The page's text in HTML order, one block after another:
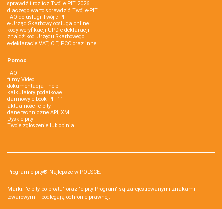
sprawdź i rozlicz Twój e PIT 2026
dlaczego warto sprawdzić Twój e-PIT
FAQ do usługi Twój e-PIT
e-Urząd Skarbowy obsługa online
kody weryfikacji UPO e-deklaracji
znajdź kod Urzędu Skarbowego
e-deklaracje VAT, CIT, PCC oraz inne
Pomoc
FAQ
filmy Video
dokumentacja - help
kalkulatory podatkowe
darmowy e-book PIT-11
aktualności e-pity
dane techniczne API, XML
Dysk e-pity
Twoje zgłoszenie lub opinia
Program e-pity® Najlepsze w POLSCE.
Marki: "e-pity po prostu" oraz "e-pity Program" są zarejestrowanymi znakami
towarowymi i podlegają ochronie prawnej.